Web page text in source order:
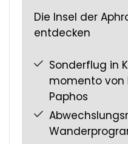
Die Insel der
entdecken
Sonderflug in
momento von
Paphos